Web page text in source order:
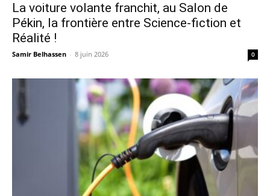
La voiture volante franchit, au Salon de
Pékin, la frontière entre Science-fiction et
Réalité !
Samir Belhassen - 8 juin 2026 0